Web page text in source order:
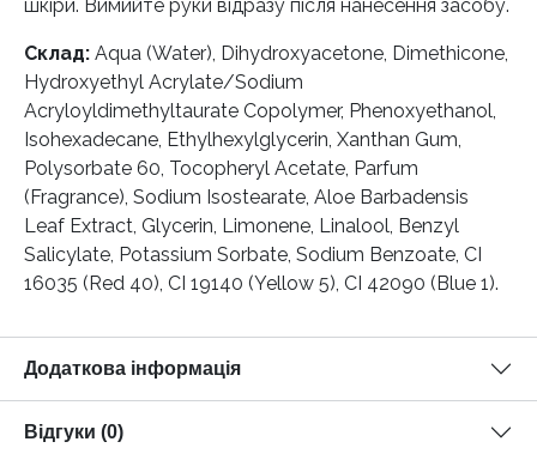
шкіри. Вимийте руки відразу після нанесення засобу.
Склад: Aqua (Water), Dihydroxyacetone, Dimethicone,
Hydroxyethyl Acrylate/Sodium
Acryloyldimethyltaurate Copolymer, Phenoxyethanol,
Isohexadecane, Ethylhexylglycerin, Xanthan Gum,
Polysorbate 60, Tocopheryl Acetate, Parfum
(Fragrance), Sodium Isostearate, Aloe Barbadensis
Leaf Extract, Glycerin, Limonene, Linalool, Benzyl
Salicylate, Potassium Sorbate, Sodium Benzoate, CI
16035 (Red 40), CI 19140 (Yellow 5), CI 42090 (Blue 1).
Додаткова інформація
Відгуки (0)